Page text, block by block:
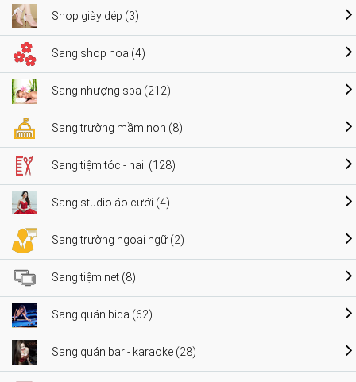
Shop giày dép (3)
Sang shop hoa (4)
Sang nhượng spa (212)
Sang trường mầm non (8)
Sang tiệm tóc - nail (128)
Sang studio áo cưới (4)
Sang trường ngoại ngữ (2)
Sang tiệm net (8)
Sang quán bida (62)
Sang quán bar - karaoke (28)